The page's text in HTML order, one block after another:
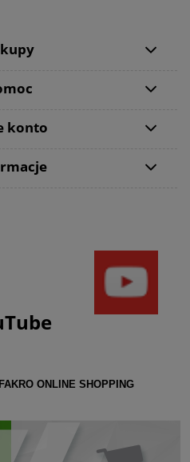
konto
ONLINE SHOPPING